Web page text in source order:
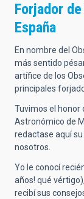
Forjador
España
En nombre del
más sentido
artífice de los
principales
Tuvimos el honor
Astronómico de
redactase aquí
nosotros.
Yo le conocí
años! qué
recibí sus